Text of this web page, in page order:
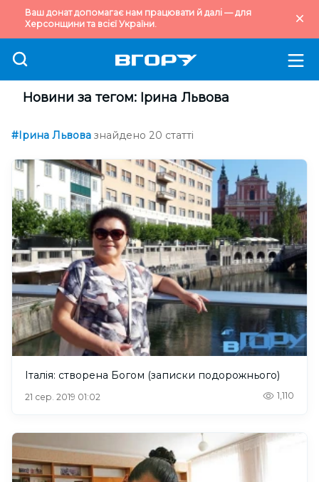
Ваш донат допомагає нам працювати й далі — для
Херсонщини та всієї України.
Новини за тегом: Ірина Львова
#Ірина Львова знайдено 20 статті
Італія: створена Богом (записки подорожнього)
21 сер. 2019 01:02 1,110